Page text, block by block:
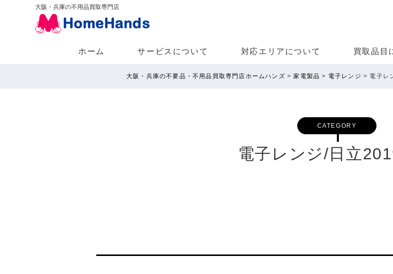
大阪・兵庫の不用品買取専門店
ホーム サービスについて 対応エリアについて 買取品⽬
大阪・兵庫の不要品・不用品買取専門店ホームハンズ >家電製品 > 電子レンジ > 電子レ
CATEGORY
電子レンジ/日立